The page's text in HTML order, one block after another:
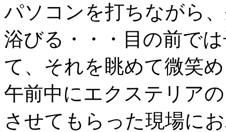
パソコンを打ちながら
浴びる・・・目の前で
て、それを眺めて微笑
午前中にエクステリア
させてもらった現場に